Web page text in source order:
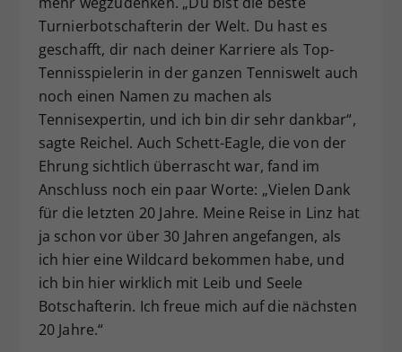
Turnierbotschafterin der Welt. Du hast es
geschafft, dir nach deiner Karriere als Top-
Tennisspielerin in der ganzen Tenniswelt auch
noch einen Namen zu machen als
Tennisexpertin, und ich bin dir sehr dankbar“,
sagte Reichel. Auch Schett-Eagle, die von der
Ehrung sichtlich überrascht war, fand im
Anschluss noch ein paar Worte: „Vielen Dank
für die letzten 20 Jahre. Meine Reise in Linz hat
ja schon vor über 30 Jahren angefangen, als
ich hier eine Wildcard bekommen habe, und
ich bin hier wirklich mit Leib und Seele
Botschafterin. Ich freue mich auf die nächsten
20 Jahre.“